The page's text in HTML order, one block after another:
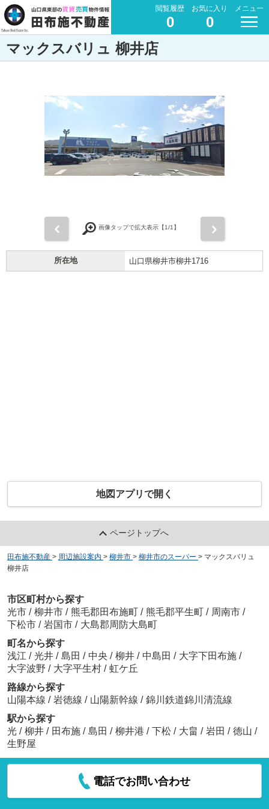
閲覧履歴
0
お気に入り
0
メニュー
マックスバリュ 柳井店
画像タップで拡大表示【1/1】
所在地 山口県柳井市柳井1716
地図アプリで開く
ページトップへ
田布施不動産 > 周辺施設案内 > 柳井市 > 柳井市のスーパー > マックスバリュ
柳井店
市区町村から探す
光市 / 柳井市 / 熊毛郡田布施町 / 熊毛郡平生町 / 周南市 /
下松市 / 岩国市 / 大島郡周防大島町
町名から探す
浅江 / 光井 / 島田 / 中央 / 柳井 / 中島田 / 大字下田布施 /
大字波野 / 大字平生村 / 虹ケ丘
路線から探す
山陽本線 / 岩徳線 / 山陽新幹線 / 錦川鉄道錦川清流線
駅から探す
光 / 柳井 / 田布施 / 島田 / 柳井港 / 下松 / 大畠 / 岩田 / 徳山 /
生野屋
電話でお問い合わせ